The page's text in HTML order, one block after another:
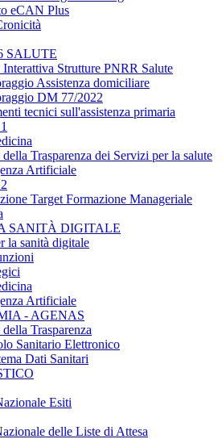
eCAN Plus
SALUTE
Interattiva Strutture PNRR Salute
Assistenza domiciliare
DM 77/2022
tecnici sull'assistenza primaria
della Trasparenza dei Servizi per la salute
Artificiale
Target Formazione Manageriale
SANITÀ DIGITALE
la sanità digitale
Artificiale
- AGENAS
Trasparenza
Sanitario Elettronico
Dati Sanitari
Esiti
delle Liste di Attesa